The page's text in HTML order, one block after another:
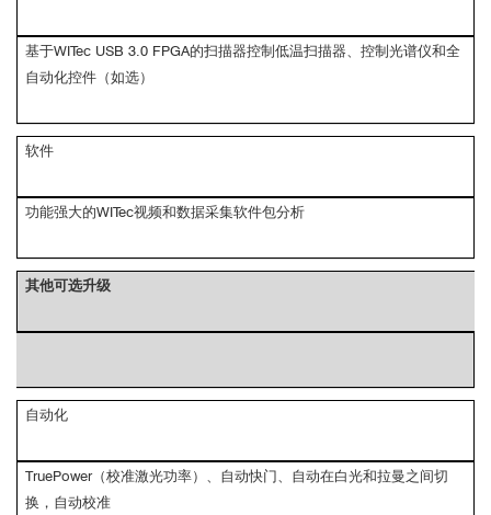
基于WITec USB 3.0 FPGA的扫描器控制低温扫描器、控制光谱仪和全
自动化控件（如选）
软件
功能强大的WITec视频和数据采集软件包分析
其他可选升级
自动化
TruePower（校准激光功率）、自动快门、自动在白光和拉曼之间切
换，自动校准